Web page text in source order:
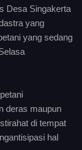
Desa Singakerta
yang
yang sedang
deras maupun
di tempat
hal